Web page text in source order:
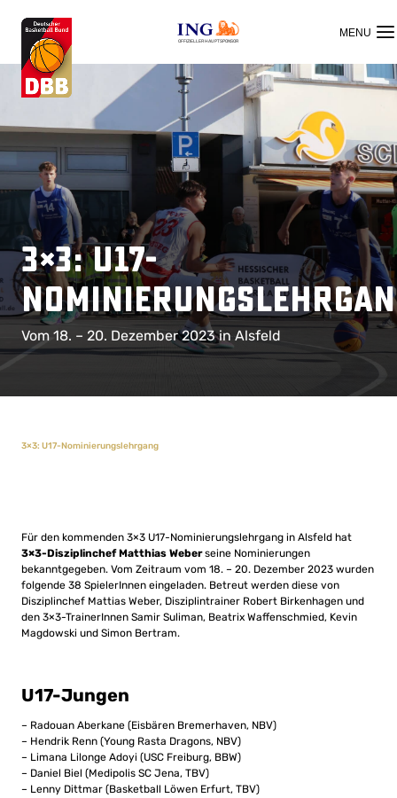
OFFIZIELLER HAUPTSPONSOR
3×3: U17-
Vom 18. – 20. Dezember 2023 in Alsfeld
3×3: U17-Nominierungslehrgang
Für den kommenden 3×3 U17-Nominierungslehrgang in Alsfeld hat
3×3-Disziplinchef Matthias Weberseine Nominierungen
bekanntgegeben. Vom Zeitraum vom 18. – 20. Dezember 2023 wurden
folgende 38 SpielerInnen eingeladen. Betreut werden diese von
Disziplinchef Mattias Weber, Disziplintrainer Robert Birkenhagen und
den 3×3-TrainerInnen Samir Suliman, Beatrix Waffenschmied, Kevin
Magdowski und Simon Bertram.
U17-Jungen
– Radouan Aberkane (Eisbären Bremerhaven, NBV)
– Hendrik Renn (Young Rasta Dragons, NBV)
– Limana Lilonge Adoyi (USC Freiburg, BBW)
– Daniel Biel (Medipolis SC Jena, TBV)
– Lenny Dittmar (Basketball Löwen Erfurt, TBV)